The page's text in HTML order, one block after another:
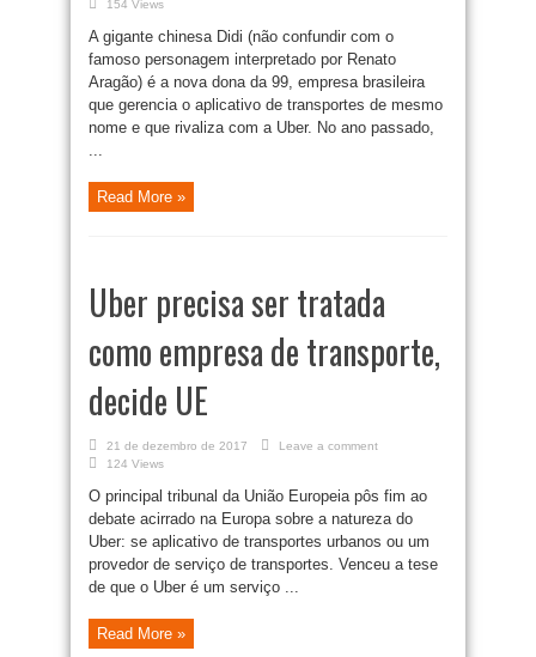
154 Views
A gigante chinesa Didi (não confundir com o
famoso personagem interpretado por Renato
Aragão) é a nova dona da 99, empresa brasileira
que gerencia o aplicativo de transportes de mesmo
nome e que rivaliza com a Uber. No ano passado,
...
Read More »
Uber precisa ser tratada
como empresa de transporte,
decide UE
21 de dezembro de 2017
Leave a comment
124 Views
O principal tribunal da União Europeia pôs fim ao
debate acirrado na Europa sobre a natureza do
Uber: se aplicativo de transportes urbanos ou um
provedor de serviço de transportes. Venceu a tese
de que o Uber é um serviço ...
Read More »